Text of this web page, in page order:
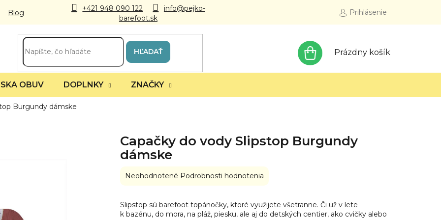
+421 948 090 122
info@pejko-
barefoot.sk
Blog Prihlásenie
HĽADAŤ
KOŠÍK
Prázdny košík
OBUV DOPLNKY ZNAČKY
Burgundy dámske
Capačky do vody Slipstop Burgundy
dámske
Slipstop sú barefoot topánočky, ktoré využijete všetranne. Či už v lete
k bazénu, do mora, na pláž, piesku, ale aj do detských centier, ako cvičky alebo
Priemerné
je
0,0
Neohodnotené Podrobnosti hodnotenia